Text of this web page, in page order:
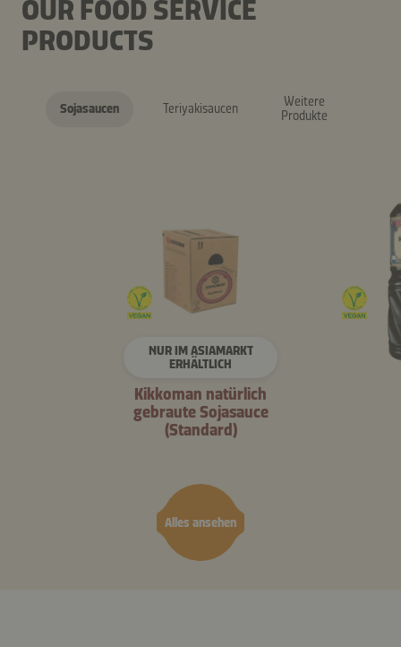
OUR FOOD SERVICE
PRODUCTS
Alles ansehen
Sojasaucen Teriyakisaucen
Weitere
Produkte
NUR IM ASIAMARKT
ERHÄLTLICH
Kikkoman natürlich
gebraute Sojasauce
(Standard)